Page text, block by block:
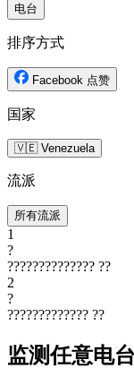
电台
排序方式
Facebook 点赞
国家
🇻🇪 Venezuela
流派
所有流派
1
?
?????????????? ??
2
?
????????????? ??
监测任意电台